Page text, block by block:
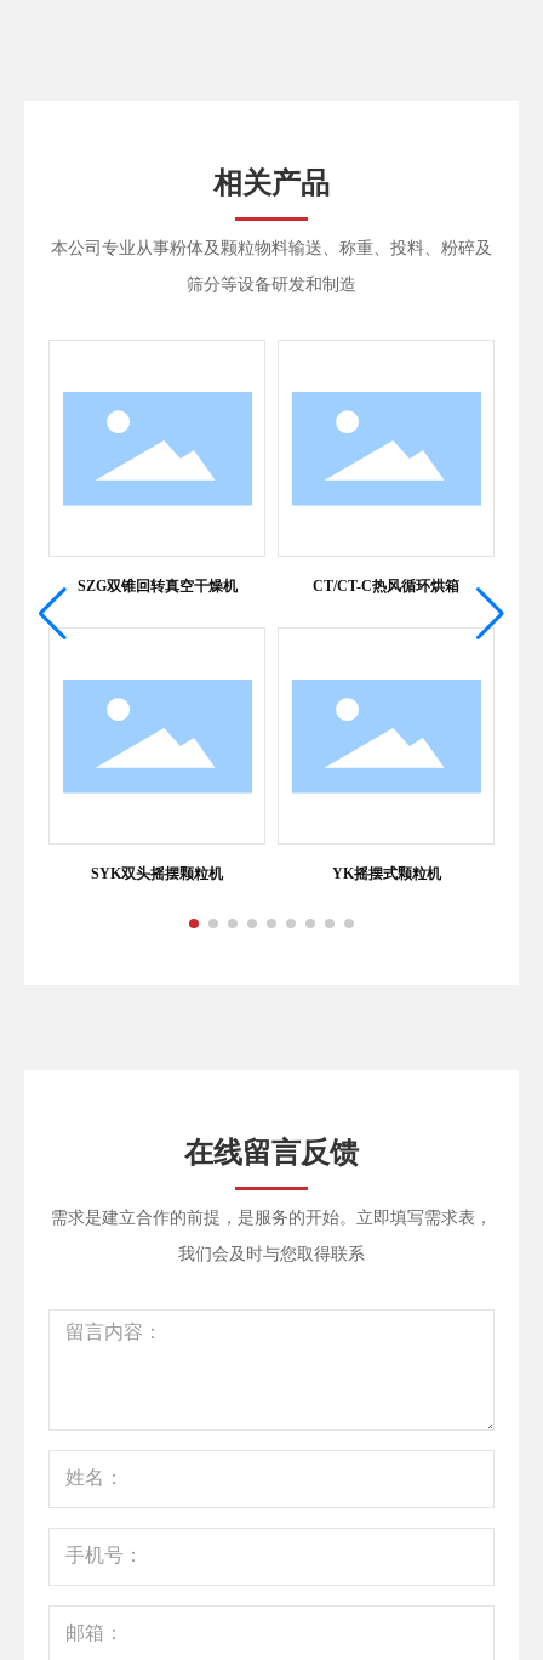
相关产品
本公司专业从事粉体及颗粒物料输送、称重、投料、粉碎及
筛分等设备研发和制造
SZG双锥回转真空干燥机 CT/CT-C热风循环烘箱
SYK双头摇摆颗粒机 YK摇摆式颗粒机
在线留言反馈
需求是建立合作的前提，是服务的开始。立即填写需求表，
我们会及时与您取得联系